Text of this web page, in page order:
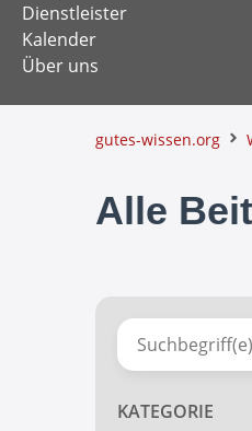
Dienstleister
Kalender
Über uns
gutes-wissen.org
Alle
KATEGORIE